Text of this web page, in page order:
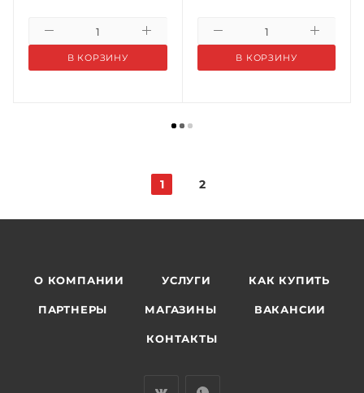
В КОРЗИНУ В КОРЗИНУ
1 2
О КОМПАНИИ УСЛУГИ КАК КУПИТЬ
ПАРТНЕРЫ МАГАЗИНЫ ВАКАНСИИ
КОНТАКТЫ